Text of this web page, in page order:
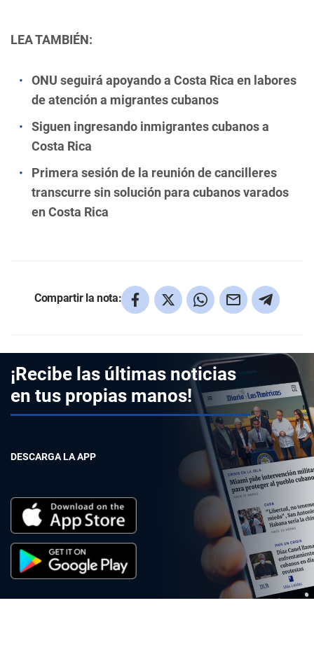
LEA TAMBIÉN:
ONU seguirá apoyando a Costa Rica en labores
de atención a migrantes cubanos
Siguen ingresando inmigrantes cubanos a
Costa Rica
Primera sesión de la reunión de cancilleres
transcurre sin solución para cubanos varados
en Costa Rica
Compartir la nota:
¡Recibe las últimas noticias
en tus propias manos!
DESCARGA LA APP